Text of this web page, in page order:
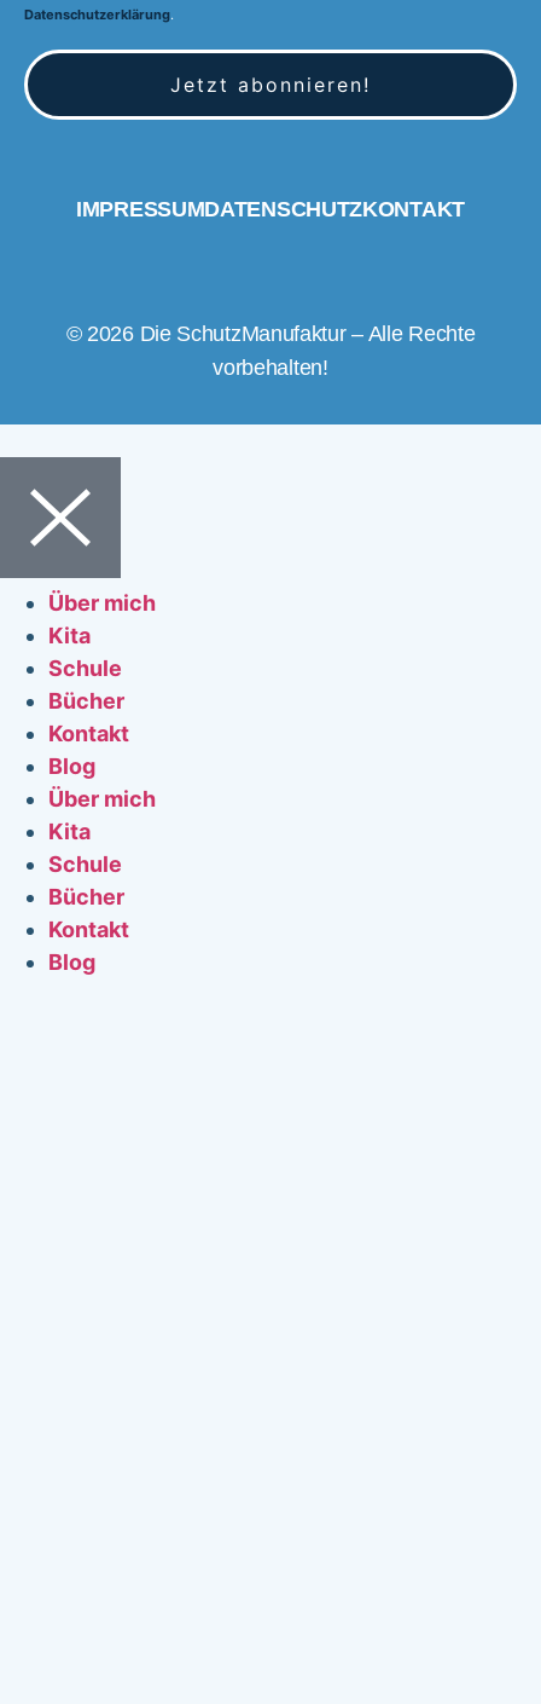
Datenschutzerklärung.
IMPRESSUMDATENSCHUTZKONTAKT
© 2026 Die SchutzManufaktur – Alle Rechte
vorbehalten!
Über mich
Kita
Schule
Bücher
Kontakt
Blog
Über mich
Kita
Schule
Bücher
Kontakt
Blog